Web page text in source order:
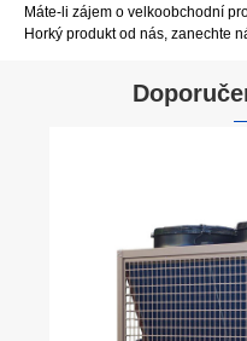
Máte-li zájem o velkoobchodní
Horký produkt od nás, zanechte
skutečnou
faktory životního
Ukázat více >>